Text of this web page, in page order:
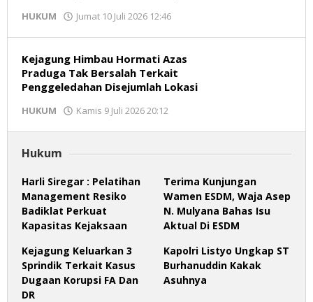
HUKUM Jumat 10 Juli 2026 12:46
Kejagung Himbau Hormati Azas
Praduga Tak Bersalah Terkait
Penggeledahan Disejumlah Lokasi
HUKUM Kamis 9 Juli 2026 20:12
Hukum
Harli Siregar : Pelatihan
Management Resiko
Badiklat Perkuat
Kapasitas Kejaksaan
Terima Kunjungan
Wamen ESDM, Waja Asep
N. Mulyana Bahas Isu
Aktual Di ESDM
Kejagung Keluarkan 3
Sprindik Terkait Kasus
Dugaan Korupsi FA Dan
DR
Kapolri Listyo Ungkap ST
Burhanuddin Kakak
Asuhnya